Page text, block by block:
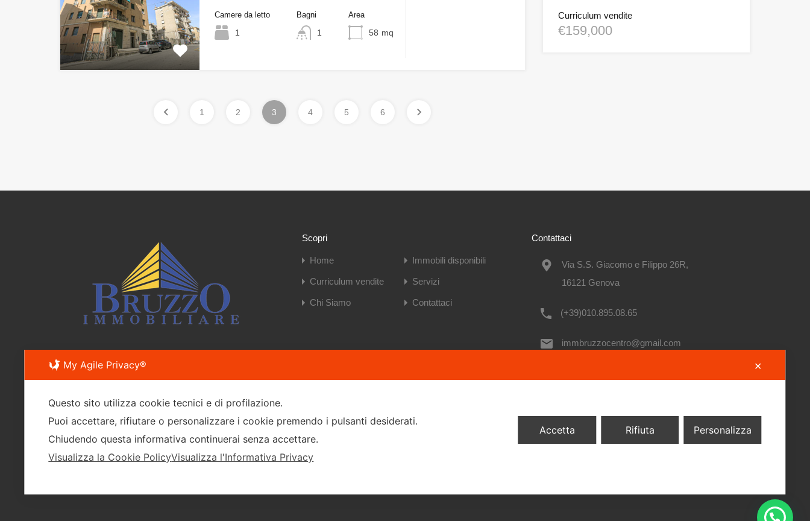
Camere da letto
1
Bagni
1
Area
58 mq
1 2 3 4 5 6
Curriculum vendite
€159,000
Scopri
Home Immobili disponibili
Curriculum vendite Servizi
Chi Siamo Contattaci
Contattaci
Via S.S. Giacomo e Filippo 26R,
16121 Genova
(+39)010.895.08.65
immbruzzocentro@gmail.com
Privacy Policy
My Agile Privacy® ✕
Questo sito utilizza cookie tecnici e di profilazione.
Puoi accettare, rifiutare o personalizzare i cookie premendo i pulsanti desiderati.
Chiudendo questa informativa continuerai senza accettare.
Visualizza la Cookie PolicyVisualizza l'Informativa Privacy
Accetta Rifiuta Personalizza